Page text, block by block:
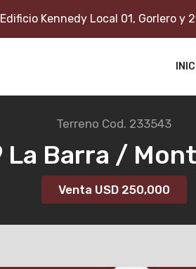
Edificio Kennedy Local 01, Gorlero y
Terreno Cod. 233543
La Barra /
Venta USD 250,000